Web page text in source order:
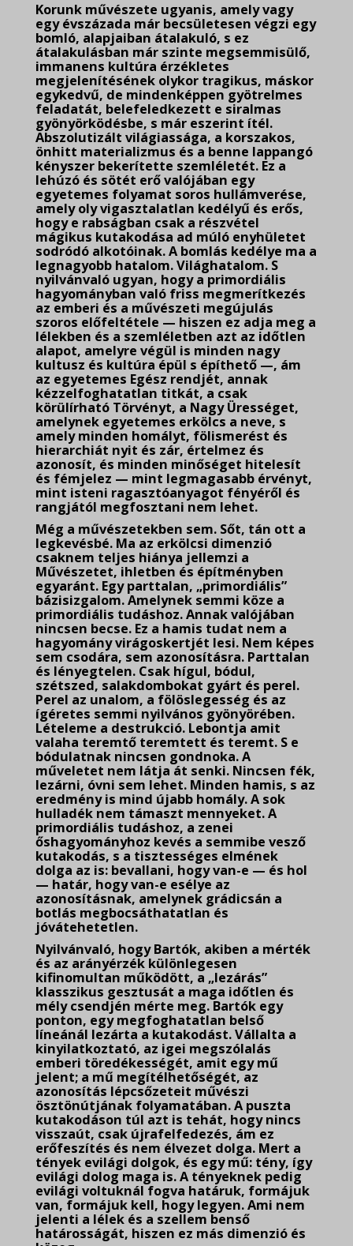
Korunk művészete ugyanis, amely vagy
egy évszázada már becsületesen végzi egy
bomló, alapjaiban átalakuló, s ez
átalakulásban már szinte megsemmisülő,
immanens kultúra érzékletes
megjelenítésének olykor tragikus, máskor
egykedvű, de mindenképpen gyötrelmes
feladatát, belefeledkezett e siralmas
gyönyörködésbe, s már eszerint ítél.
Abszolutizált világiassága, a korszakos,
önhitt materializmus és a benne lappangó
kényszer bekerítette szemléletét. Ez a
lehúzó és sötét erő valójában egy
egyetemes folyamat soros hullámverése,
amely oly vigasztalatlan kedélyű és erős,
hogy e rabságban csak a részvétel
mágikus kutakodása ad múló enyhületet
sodródó alkotóinak. A bomlás kedélye ma a
legnagyobb hatalom. Világhatalom. S
nyilvánvaló ugyan, hogy a primordiális
hagyományban való friss megmerítkezés
az emberi és a művészeti megújulás
szoros előfeltétele — hiszen ez adja meg a
lélekben és a szemléletben azt az időtlen
alapot, amelyre végül is minden nagy
kultusz és kultúra épül s építhető —, ám
az egyetemes Egész rendjét, annak
kézzelfoghatatlan titkát, a csak
körülírható Törvényt, a Nagy Ürességet,
amelynek egyetemes erkölcs a neve, s
amely minden homályt, fölismerést és
hierarchiát nyit és zár, értelmez és
azonosít, és minden minőséget hitelesít
és fémjelez — mint legmagasabb érvényt,
mint isteni ragasztóanyagot fényéről és
rangjától megfosztani nem lehet.
Még a művészetekben sem. Sőt, tán ott a
legkevésbé. Ma az erkölcsi dimenzió
csaknem teljes hiánya jellemzi a
Művészetet, ihletben és építményben
egyaránt. Egy parttalan, „primordiális”
bázisizgalom. Amelynek semmi köze a
primordiális tudáshoz. Annak valójában
nincsen becse. Ez a hamis tudat nem a
hagyomány virágoskertjét lesi. Nem képes
sem csodára, sem azonosításra. Parttalan
és lényegtelen. Csak hígul, bódul,
szétszed, salakdombokat gyárt és perel.
Perel az unalom, a fölöslegesség és az
ígéretes semmi nyilvános gyönyörében.
Lételeme a destrukció. Lebontja amit
valaha teremtő teremtett és teremt. S e
bódulatnak nincsen gondnoka. A
műveletet nem látja át senki. Nincsen fék,
lezárni, óvni sem lehet. Minden hamis, s az
eredmény is mind újabb homály. A sok
hulladék nem támaszt mennyeket. A
primordiális tudáshoz, a zenei
őshagyományhoz kevés a semmibe vesző
kutakodás, s a tisztességes elmének
dolga az is: bevallani, hogy van-e — és hol
— határ, hogy van-e esélye az
azonosításnak, amelynek grádicsán a
botlás megbocsáthatatlan és
jóvátehetetlen.
Nyilvánvaló, hogy Bartók, akiben a mérték
és az arányérzék különlegesen
kifinomultan működött, a „lezárás”
klasszikus gesztusát a maga időtlen és
mély csendjén mérte meg. Bartók egy
ponton, egy megfoghatatlan belső
líneánál lezárta a kutakodást. Vállalta a
kinyilatkoztató, az igei megszólalás
emberi töredékességét, amit egy mű
jelent; a mű megítélhetőségét, az
azonosítás lépcsőzeteit művészi
ösztönútjának folyamatában. A puszta
kutakodáson túl azt is tehát, hogy nincs
visszaút, csak újrafelfedezés, ám ez
erőfeszítés és nem élvezet dolga. Mert a
tények evilági dolgok, és egy mű: tény, így
evilági dolog maga is. A tényeknek pedig
evilági voltuknál fogva határuk, formájuk
van, formájuk kell, hogy legyen. Ami nem
jelenti a lélek és a szellem benső
határosságát, hiszen ez más dimenzió és